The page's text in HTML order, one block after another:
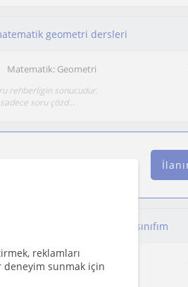
reklamları
deneyim sunmak için
geometri dersleri
Matematik: Geometri
rehberligin sonucudur.
soru çözd...
dil ve edebiyat öğrencisi 3.sınıfım
Ingilizce